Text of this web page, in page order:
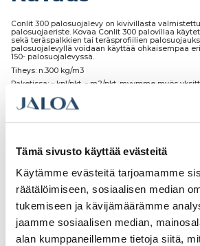
Tämä sivusto käyttää evästeitä
Käytämme evästeitä tarjoamamme
räätälöimiseen, sosiaalisen median
tukemiseen ja kävijämäärämme
jaamme sosiaalisen median,
alan kumppaneillemme tietoja siitä,
Conlit 300 palosuojalevy on kivivillasta
palosuojaeriste. Kovaa Conlit 300 palovillaa
sekä teräspalkkien tai teräsprofiilien
palosuojalevyllä voidaan käyttää ohkaisempaa
150- palosuojalevyssä.
Tiheys: n.300 kg/m3
Paketissa: – kpl/pkt, – m2/pkt, myymme myös
Lavalla: 100 kpl/lava, 54m2/lava
Tutustu myös